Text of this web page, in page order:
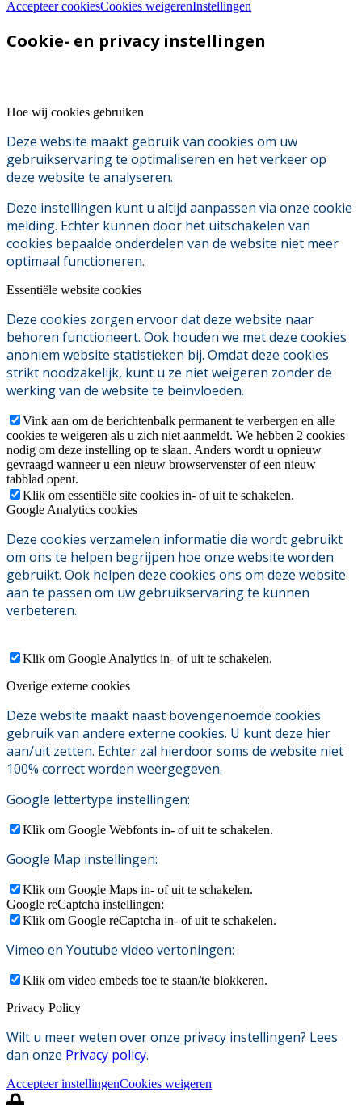
Accepteer cookiesCookies weigerenInstellingen
Cookie- en privacy instellingen
Hoe wij cookies gebruiken
Deze website maakt gebruik van cookies om uw
gebruikservaring te optimaliseren en het verkeer op
deze website te analyseren.
Deze instellingen kunt u altijd aanpassen via onze cookie
melding. Echter kunnen door het uitschakelen van
cookies bepaalde onderdelen van de website niet meer
optimaal functioneren.
Essentiële website cookies
Deze cookies zorgen ervoor dat deze website naar
behoren functioneert. Ook houden we met deze cookies
anoniem website statistieken bij. Omdat deze cookies
strikt noodzakelijk, kunt u ze niet weigeren zonder de
werking van de website te beïnvloeden.
Vink aan om de berichtenbalk permanent te verbergen en alle
cookies te weigeren als u zich niet aanmeldt. We hebben 2 cookies
nodig om deze instelling op te slaan. Anders wordt u opnieuw
gevraagd wanneer u een nieuw browservenster of een nieuw
tabblad opent.
Klik om essentiële site cookies in- of uit te schakelen.
Google Analytics cookies
Deze cookies verzamelen informatie die wordt gebruikt
om ons te helpen begrijpen hoe onze website worden
gebruikt. Ook helpen deze cookies ons om deze website
aan te passen om uw gebruikservaring te kunnen
verbeteren.
Klik om Google Analytics in- of uit te schakelen.
Overige externe cookies
Deze website maakt naast bovengenoemde cookies
gebruik van andere externe cookies. U kunt deze hier
aan/uit zetten. Echter zal hierdoor soms de website niet
100% correct worden weergegeven.
Google lettertype instellingen:
Klik om Google Webfonts in- of uit te schakelen.
Google Map instellingen:
Klik om Google Maps in- of uit te schakelen.
Google reCaptcha instellingen:
Klik om Google reCaptcha in- of uit te schakelen.
Vimeo en Youtube video vertoningen:
Klik om video embeds toe te staan/te blokkeren.
Privacy Policy
Wilt u meer weten over onze privacy instellingen? Lees
dan onze Privacy policy.
Accepteer instellingenCookies weigeren